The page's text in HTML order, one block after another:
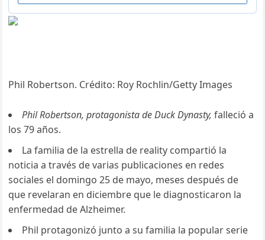
Phil Robertson. Crédito: Roy Rochlin/Getty Images
Phil Robertson, protagonista de Duck Dynasty, falleció a
los 79 años.
La familia de la estrella de reality compartió la
noticia a través de varias publicaciones en redes
sociales el domingo 25 de mayo, meses después de
que revelaran en diciembre que le diagnosticaron la
enfermedad de Alzheimer.
Phil protagonizó junto a su familia la popular serie